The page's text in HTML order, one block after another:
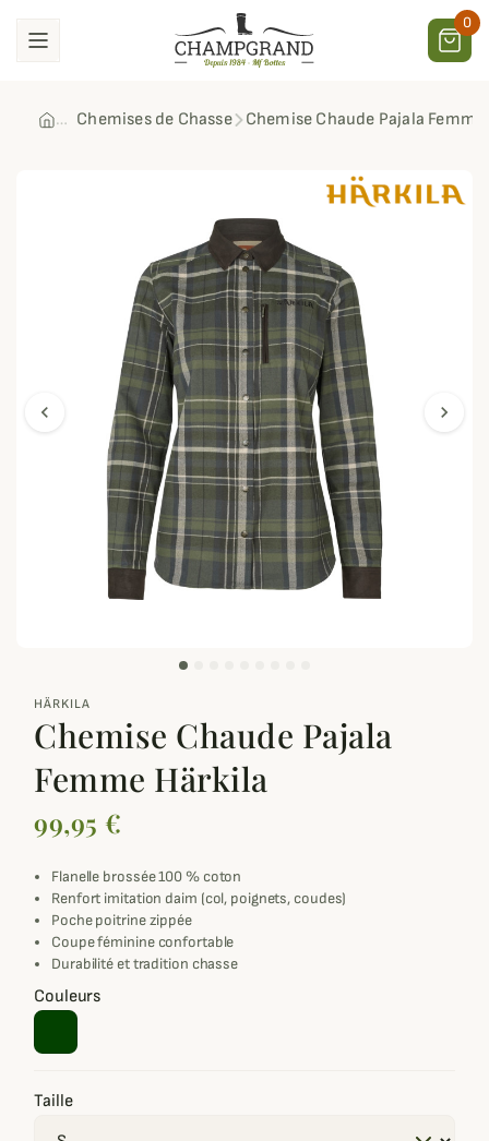
0
Chemises de Chasse Chemise Chaude Pajala
chevron_left chevron_right
HÄRKILA
Chemise Chaude Pajala
Femme Härkila
99,95 €
Flanelle brossée 100 % coton
Renfort imitation daim (col, poignets, coudes)
Poche poitrine zippée
Coupe féminine confortable
Durabilité et tradition chasse
Couleurs
Taille